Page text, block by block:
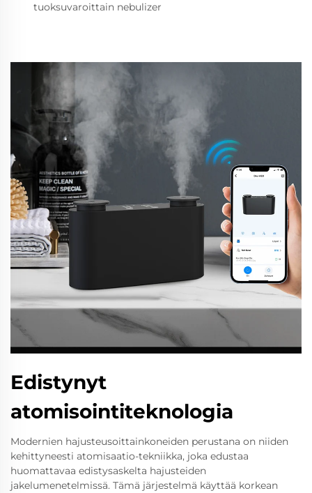
tuoksuvaroittain nebulizer
Edistynyt
atomisointiteknologia
Modernien hajusteusoittainkoneiden perustana on niiden
kehittyneesti atomisaatio-tekniikka, joka edustaa
huomattavaa edistysaskelta hajusteiden
jakelumenetelmissä. Tämä järjestelmä käyttää korkean